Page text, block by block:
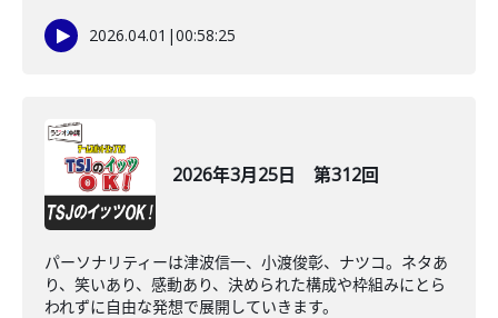
2026.04.01 |00:58:25
2026年3月25日 第312回
パーソナリティーは津波信一、小渡俊彰、ナツコ。ネタあ
り、笑いあり、感動あり、決められた構成や枠組みにとら
われずに自由な発想で展開していきます。